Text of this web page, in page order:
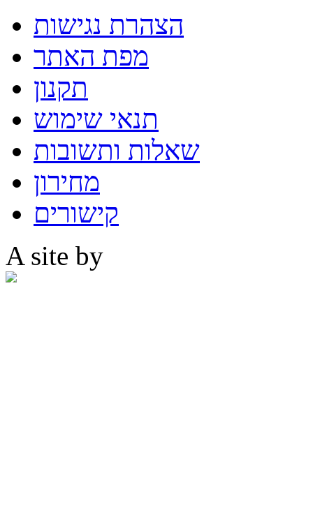
הצהרת נגישות
מפת האתר
תקנון
תנאי שימוש
שאלות ותשובות
מחירון
קישורים
A site by